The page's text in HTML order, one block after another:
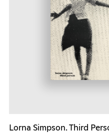
Lorna Simpson. Third